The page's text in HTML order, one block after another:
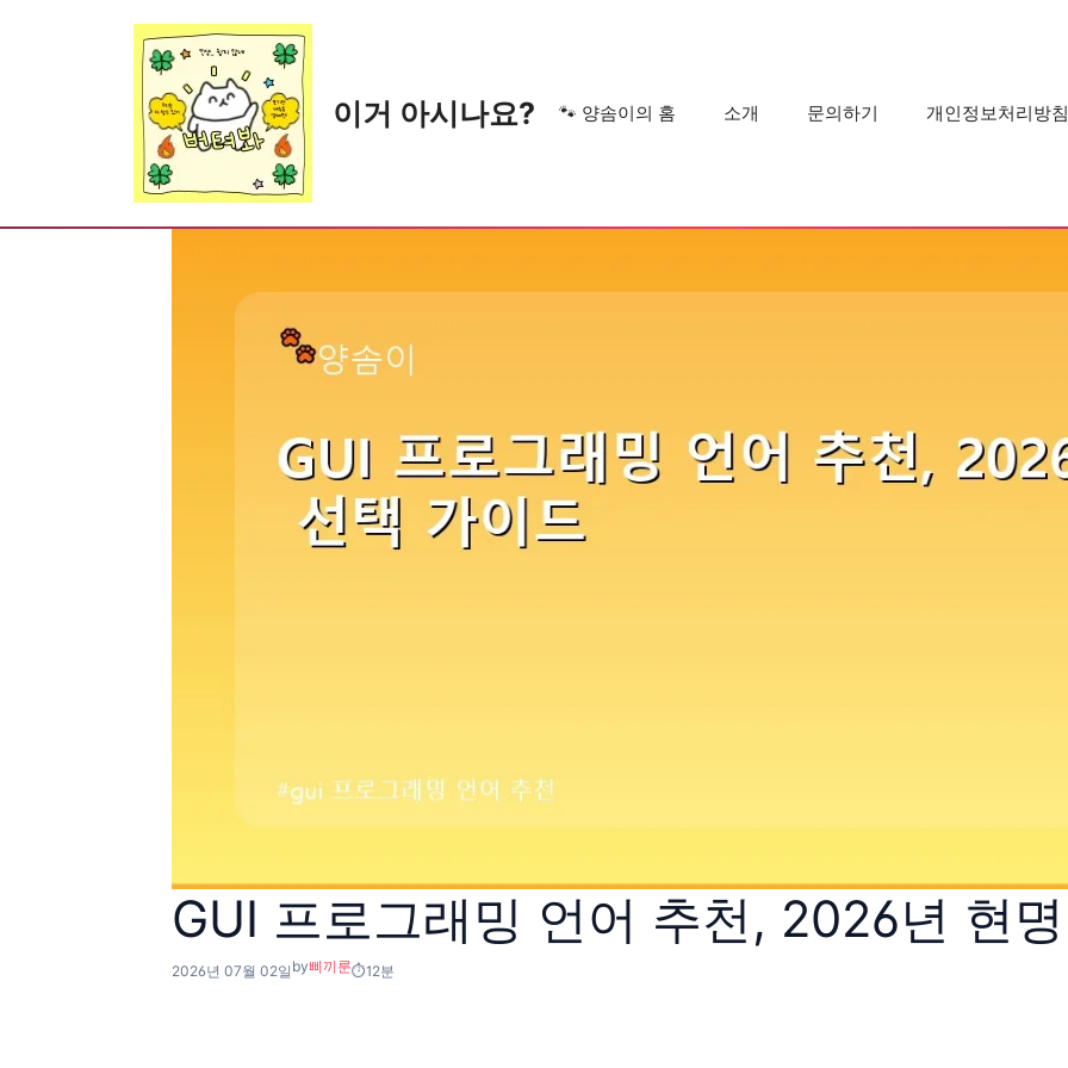
이거 아시나요? 🐾 양솜이의 홈 소개 문의하기 개인정보처리방침
GUI 프로그래밍 언어 추천, 2026년 현
2026년 07월 02일 by삐끼룬 12분